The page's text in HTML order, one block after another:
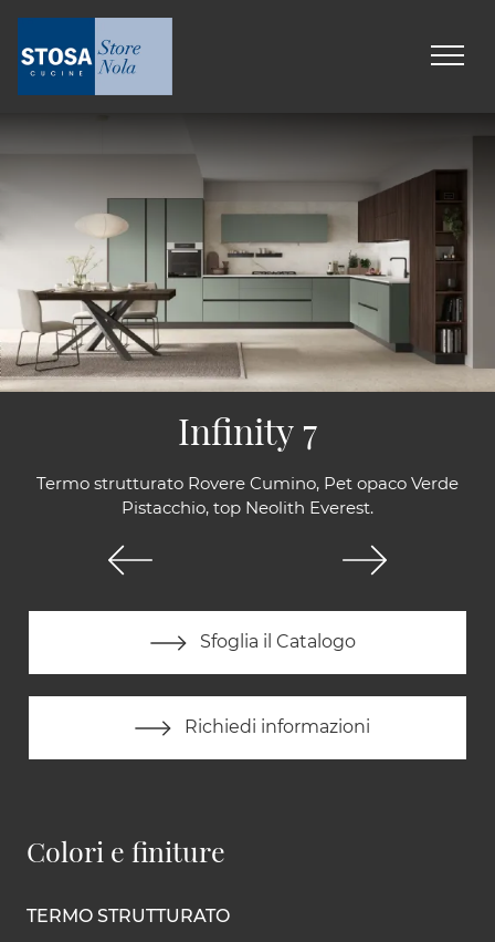
Termo strutturato Rovere Cumino, Pet opaco Verde
Pistacchio, top Neolith Everest.
Sfoglia il Catalogo
Richiedi informazioni
Infinity 7
Colori e finiture
TERMO STRUTTURATO